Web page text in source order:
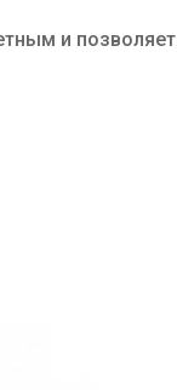
и позволяет